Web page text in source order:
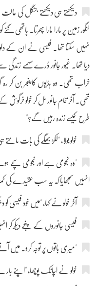
دیکھتے ہی دیکھتے جنگل کی حالت
لنگور زمین پر مارا مارا پھرتا۔ ہاتھی
نہیں سکتا تھا۔ فیسی نے ان کے
دیا تھا۔ غیور جانور ڈرے سہمے
خراب تھی۔ وہ ہڈیوں کا پنجر بن کر رہ
تھی۔ آخر تمام جانور مل کر خولو
طرح کیسے زندہ رہیں گے؟"
خولو بولا، "لکڑبھگے کی بات
"وہ نجومی ہے اور نجومی سچے
انہیں سمجھایا کہ یہ سب عقیدے کی
آخر خولو نے کہا، "میں خود فیسی کو
فیسی جانوروں کے پنجے دیکھ کر
"میری باتوں پر توجہ کرو۔
خولو نے اچانک پوچھا، "اپنے